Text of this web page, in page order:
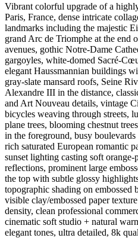
Vibrant colorful upgrade of a
Paris, France, dense intricate
landmarks including the majestic
grand Arc de Triomphe at the end
avenues, gothic Notre-Dame
gargoyles, white-domed Sacré-
elegant Haussmannian buildings
gray-slate mansard roofs, Seine
Alexandre III in the distance,
and Art Nouveau details, vintage
bicycles weaving through streets,
plane trees, blooming chestnut
in the foreground, busy
rich saturated European romantic
sunset lighting casting soft
reflections, prominent large
the top with subtle glossy
topographic shading on embossed
visible clay/embossed paper
density, clean professional
cinematic soft studio + natural
elegant tones, ultra detailed, 8k